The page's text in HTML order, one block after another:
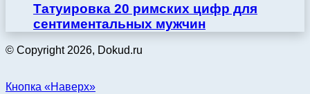
Татуировка 20 римских цифр для
сентиментальных мужчин
© Copyright 2026, Dokud.ru
Кнопка «Наверх»